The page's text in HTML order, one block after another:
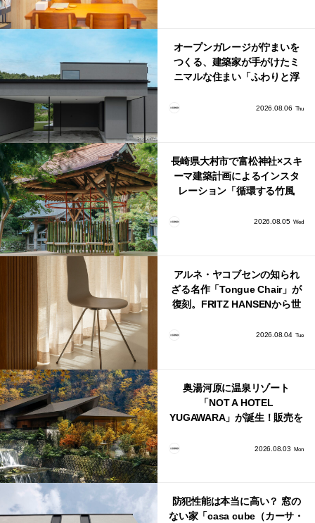
オープンガレージが佇まいを
つくる、建築家が手がけたミ
ニマルな住まい「ふわりと浮
2026.08.06 Thu
長崎県大村市で富松神社×スキ
ーマ建築計画によるインスタ
レーション「循環する竹風
2026.08.05 Wed
アルネ・ヤコブセンの知られ
ざる名作「Tongue Chair」が
復刻。FRITZ HANSENから世
2026.08.04 Tue
奥湯河原に温泉リゾート
「NOT A HOTEL
YUGAWARA」が誕生！販売を
2026.08.03 Mon
防犯性能は本当に高い？ 窓の
ない家「casa cube（カーサ・